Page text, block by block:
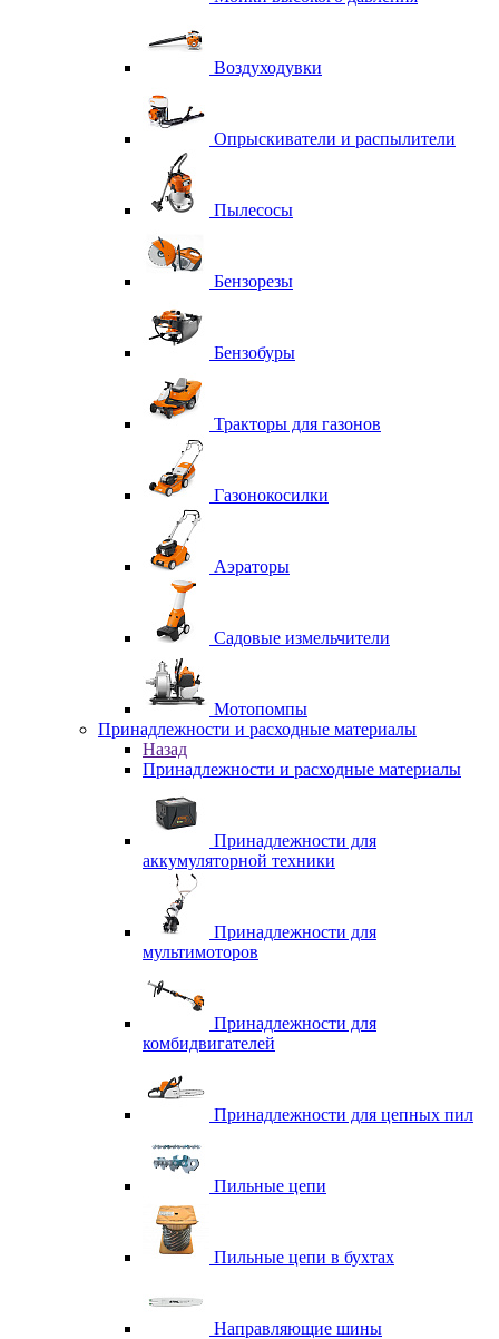
Воздуходувки
Опрыскиватели и распылители
Пылесосы
Бензорезы
Бензобуры
Тракторы для газонов
Газонокосилки
Аэраторы
Садовые измельчители
Мотопомпы
Принадлежности и расходные материалы
Назад
Принадлежности и расходные материалы
Принадлежности для
аккумуляторной техники
Принадлежности для
мультимоторов
Принадлежности для
комбидвигателей
Принадлежности для цепных пил
Пильные цепи
Пильные цепи в бухтах
Направляющие шины